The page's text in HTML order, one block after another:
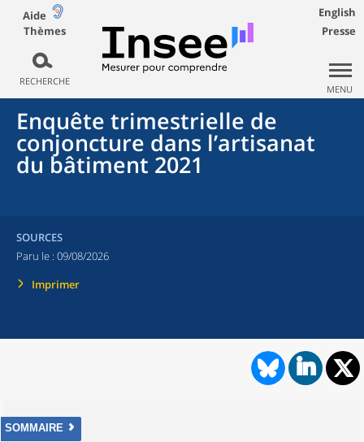
Aide
Thèmes
RECHERCHE
English
Presse
MENU
Enquête trimestrielle de
conjoncture dans l’artisanat
du bâtiment 2021
SOURCES
Paru le : 09/08/2026
Imprimer
SOMMAIRE